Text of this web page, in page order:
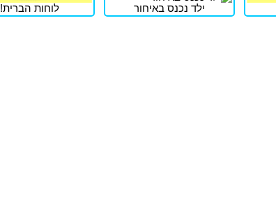
ילד נכנס באיחור לוחות הברית!